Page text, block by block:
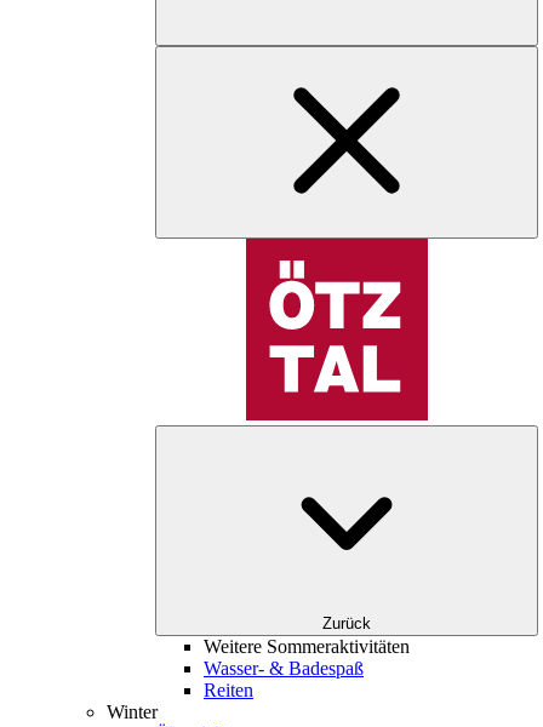
Zurück
Weitere Sommeraktivitäten
Wasser- & Badespaß
Reiten
Winter